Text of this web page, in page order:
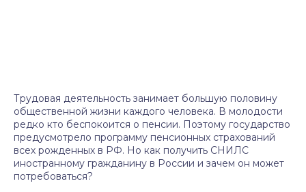
Трудовая деятельность занимает большую половину
общественной жизни каждого человека. В молодости
редко кто беспокоится о пенсии. Поэтому государство
предусмотрело программу пенсионных страхований
всех рожденных в РФ. Но как получить СНИЛС
иностранному гражданину в России и зачем он может
потребоваться?